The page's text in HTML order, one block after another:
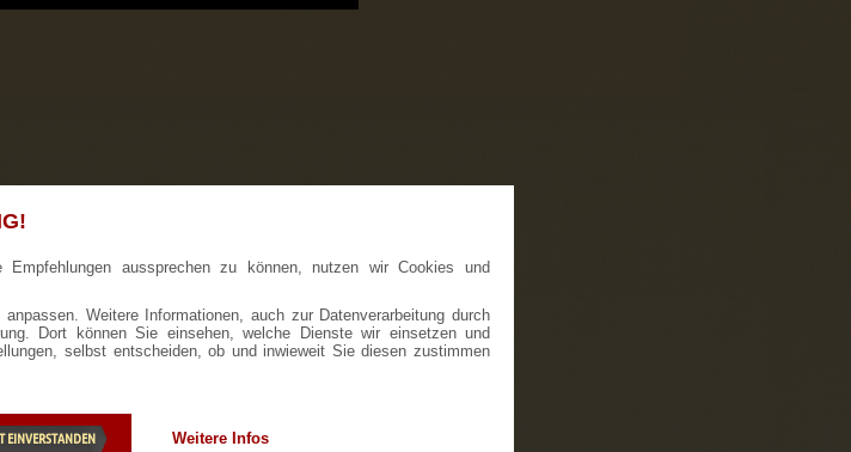
aussprechen zu können, nutzen wir Cookies und
Weitere Informationen, auch zur Datenverarbeitung durch
Dort können Sie einsehen, welche Dienste wir einsetzen und
selbst entscheiden, ob und inwieweit Sie diesen zustimmen
EINVERSTANDEN Weitere Infos